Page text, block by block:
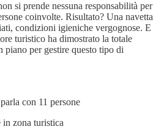
si prende nessuna responsabilità per
coinvolte. Risultato? Una navetta
condizioni igieniche vergognose. E
turistico ha dimostrato la totale
piano per gestire questo tipo di
con 11 persone
zona turistica